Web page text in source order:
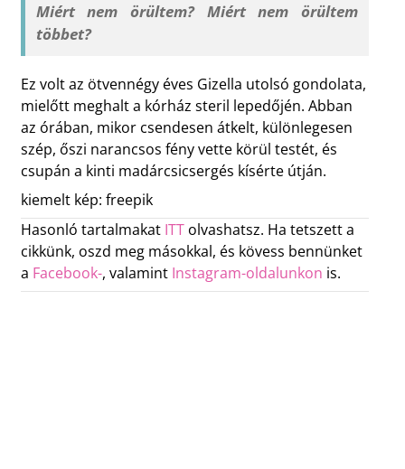
Miért nem örültem? Miért nem örültem
többet?
Ez volt az ötvennégy éves Gizella utolsó gondolata,
mielőtt meghalt a kórház steril lepedőjén. Abban
az órában, mikor csendesen átkelt, különlegesen
szép, őszi narancsos fény vette körül testét, és
csupán a kinti madárcsicsergés kísérte útján.
kiemelt kép: freepik
Hasonló tartalmakat ITTolvashatsz. Ha tetszett a
cikkünk, oszd meg másokkal, és kövess bennünket
a Facebook-, valamint Instagram-oldalunkon is.